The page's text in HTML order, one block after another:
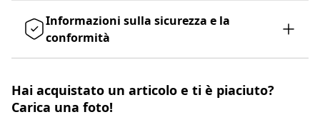
Informazioni sulla sicurezza e la
conformità
Hai acquistato un articolo e ti è piaciuto?
Carica una foto!